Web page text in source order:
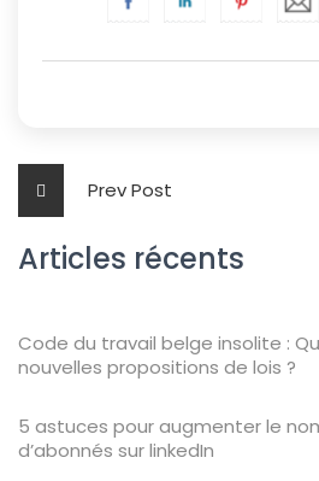
Prev Post
Articles récents
Code du travail belge insolite :
nouvelles propositions de lois ?
5 astuces pour augmenter le
d’abonnés sur linkedIn